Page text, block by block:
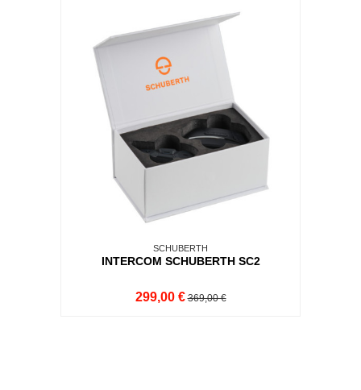
SCHUBERTH
INTERCOM SCHUBERTH SC2
299,00 € 369,00 €